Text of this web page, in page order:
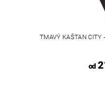
TMAVÝ KAŠTAN CITY
od